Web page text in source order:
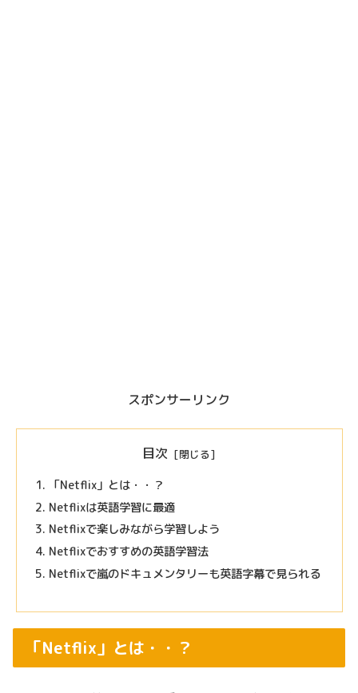
スポンサーリンク
目次
「Netflix」とは・・？
Netflixは英語学習に最適
Netflixで楽しみながら学習しよう
Netflixでおすすめの英語学習法
Netflixで嵐のドキュメンタリーも英語字幕で見られる
「Netflix」とは・・？